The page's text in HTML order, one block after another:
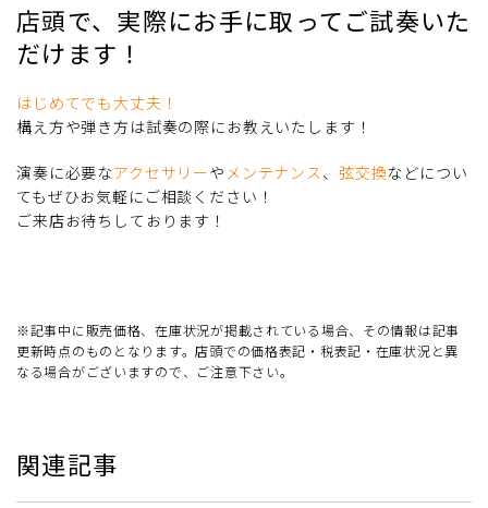
店頭で、実際にお手に取ってご試奏いた
だけます！
はじめてでも大丈夫！
構え方や弾き方は試奏の際にお教えいたします！
演奏に必要なアクセサリー や メンテナンス 、 弦交換などについ
てもぜひお気軽にご相談ください！
ご来店お待ちしております！
※記事中に販売価格、在庫状況が掲載されている場合、その情報は記事
更新時点のものとなります。店頭での価格表記・税表記・在庫状況と異
なる場合がございますので、ご注意下さい。
関連記事